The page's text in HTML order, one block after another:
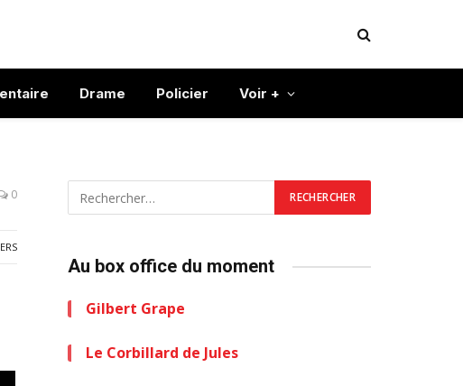
Drame Policier Voir +
0
Au box office du moment
Gilbert Grape
Le Corbillard de Jules